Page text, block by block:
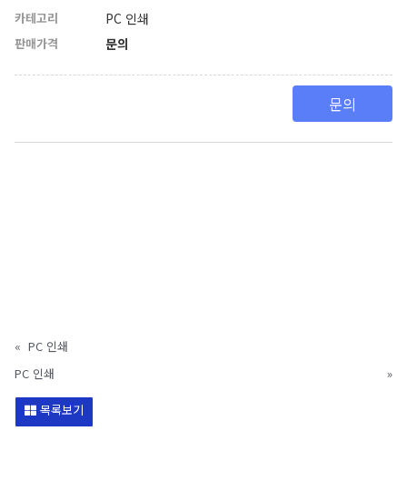
카테고리 PC 인쇄
판매가격
문의
« PC 인쇄
PC 인쇄
»
목록보기